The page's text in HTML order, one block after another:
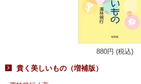
880円 (税込)
貴く美しいもの（増補版）